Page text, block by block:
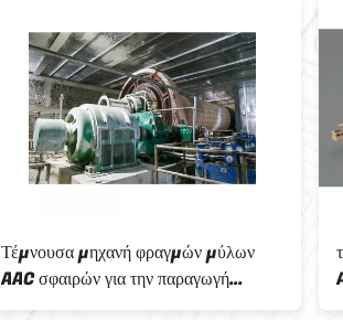
Τέμνουσα μηχανή φραγμών μύλων
AAC σφαιρών για την παραγωγή
σκονών